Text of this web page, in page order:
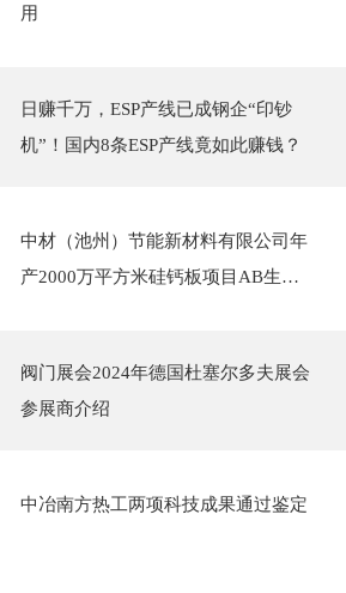
用
日赚千万，ESP产线已成钢企“印钞
机”！国内8条ESP产线竟如此赚钱？
中材（池州）节能新材料有限公司年
产2000万平方米硅钙板项目AB生产
阀门展会2024年德国杜塞尔多夫展会
参展商介绍
中冶南方热工两项科技成果通过鉴定